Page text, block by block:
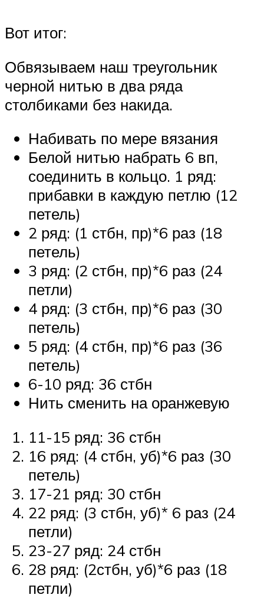
Вот итог:
Обвязываем наш треугольник
черной нитью в два ряда
столбиками без накида.
Набивать по мере вязания
Белой нитью набрать 6 вп,
соединить в кольцо. 1 ряд:
прибавки в каждую петлю (12
петель)
2 ряд: (1 стбн, пр)*6 раз (18
петель)
3 ряд: (2 стбн, пр)*6 раз (24
петли)
4 ряд: (3 стбн, пр)*6 раз (30
петель)
5 ряд: (4 стбн, пр)*6 раз (36
петель)
6-10 ряд: 36 стбн
Нить сменить на оранжевую
11-15 ряд: 36 стбн
16 ряд: (4 стбн, уб)*6 раз (30
петель)
17-21 ряд: 30 стбн
22 ряд: (3 стбн, уб)* 6 раз (24
петли)
23-27 ряд: 24 стбн
28 ряд: (2стбн, уб)*6 раз (18
петли)